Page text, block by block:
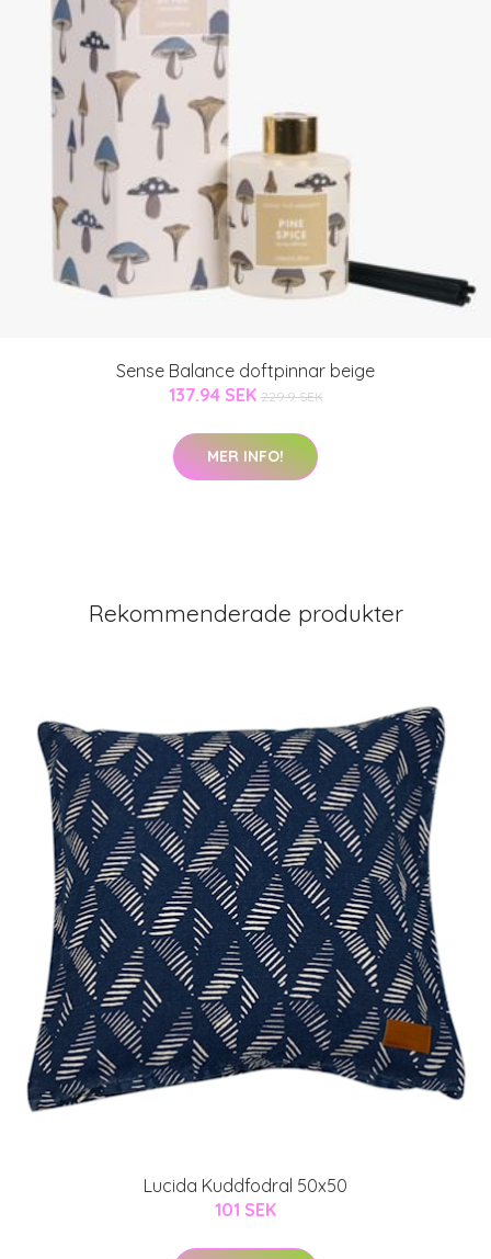
Sense Balance doftpinnar beige
137.94 SEK 229.9 SEK
MER INFO!
Rekommenderade produkter
Lucida Kuddfodral 50x50
101 SEK